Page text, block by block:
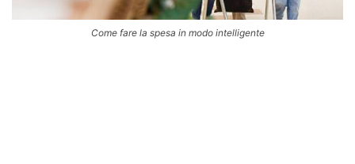
Come fare la spesa in modo intelligente